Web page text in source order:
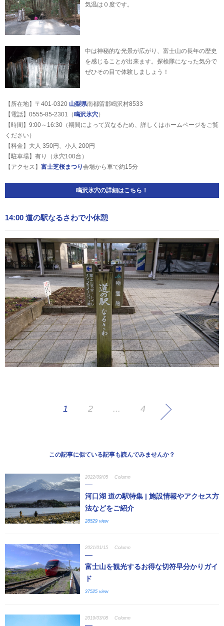
気温は０度です。
中は神秘的な光景が広がり、富士山の長年の歴史
を感じることが出来ます。探検隊になった気分で
ぜひその目で体験しましょう！
【所在地】〒401-0320 山梨県南都留郡鳴沢村8533
【電話】0555-85-2301（鳴沢氷穴）
【時間】9:00～16:30（期間によって異なるため、詳しくはホームページをご覧
ください）
【料金】大人 350円、小人 200円
【駐車場】有り（氷穴100台）
【アクセス】 富士芝桜まつり会場から車で約15分
鳴沢氷穴の詳細はこちら！
14:00 道の駅なるさわで小休憩
1 2 ... 4
この記事に似ている記事も読んでみませんか？
2022/09/05 Column
河口湖 道の駅特集 | 施設情報やアクセス方
法などをご紹介
28529 view
2021/01/15 Column
富士山を観光するお得な切符早分かりガイ
ド
37525 view
2019/03/08 Column